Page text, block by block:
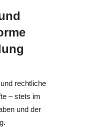
rechtliche
– stets im
und der